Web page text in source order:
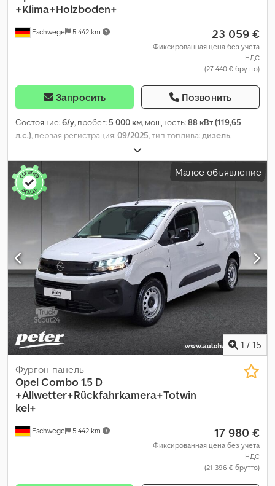
Eschwege 5 442 km
+Klima+Holzboden+
23 059 €
Фиксированная цена без учета
НДС
(27 440 € брутто)
Запросить Позвонить
Состояние:б/у, пробег: 5 000 км, мощность:88 кВт (119,65
л.с.), первая регистрация:09/2025, тип топлива:дизель,
, максимальная грузоподъёмность:
1 131 кг, общий вес:2 830 кг, колесная база:3 275 мм,
следующая проверка (TÜV):
, топливо:дизель, цвет:
белый, кабина водителя:
механический
, класс выбросов:Евро 6, количество мест:
2 010 мм, общая ширина:1 900 мм , длина
грузового отсека:5 333 мм
, ширина пространства для
загрузки:
2 010 мм, высота грузового отсека:1 895 мм , Год
выпуска:2025, Оборудование:бортовой компьютер,
кондиционер, круиз-контроль, парктроники, подушка
безопасности, раздвижная дверь, сажевый фильтр,
система иммобилайзера, система контроля тяги,
Малое объявление
1 / 15
Eschwege 5 442 km
Фургон-панель
OpelCombo 1.5 D
+Allwetter+Rückfahrkamera+Totwin
kel+
17 980 €
Фиксированная цена без учета
НДС
(21 396 € брутто)